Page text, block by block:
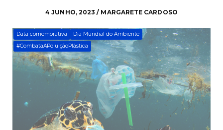
4 JUNHO, 2023 / MARGARETE CARDOSO
Data comemorativa
Dia Mundial do Ambiente
#CombataAPoluiçãoPlástica